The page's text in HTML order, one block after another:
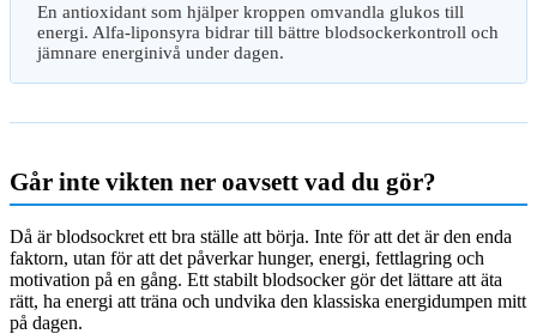
En antioxidant som hjälper kroppen omvandla glukos till
energi. Alfa-liponsyra bidrar till bättre blodsockerkontroll och
jämnare energinivå under dagen.
Går inte vikten ner oavsett vad du gör?
Då är blodsockret ett bra ställe att börja. Inte för att det är den enda
faktorn, utan för att det påverkar hunger, energi, fettlagring och
motivation på en gång. Ett stabilt blodsocker gör det lättare att äta
rätt, ha energi att träna och undvika den klassiska energidumpen mitt
på dagen.